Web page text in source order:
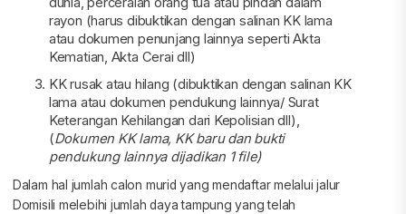
rayon (harus dibuktikan dengan salinan KK lama
atau dokumen penunjang lainnya seperti Akta
Kematian, Akta Cerai dll)
KK rusak atau hilang (dibuktikan dengan salinan KK
lama atau dokumen pendukung lainnya/ Surat
Keterangan Kehilangan dari Kepolisian dll),
(Dokumen KK lama, KK baru dan bukti
pendukung lainnya dijadikan 1 file)
Dalam hal jumlah calon murid yang mendaftar melalui jalur
Domisili melebihi jumlah daya tampung yang telah